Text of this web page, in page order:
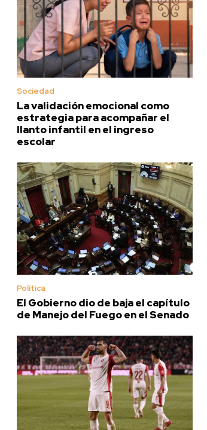
Sociedad
La validación emocional como
estrategia para acompañar el
llanto infantil en el ingreso
escolar
Política
El Gobierno dio de baja el capítulo
de Manejo del Fuego en el Senado